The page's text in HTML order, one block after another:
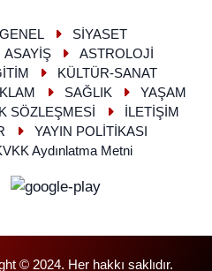
GENEL
SİYASET
ASAYİŞ
ASTROLOJİ
KÜLTÜR-SANAT
SAĞLIK
YAŞAM
SÖZLEŞMESİ
İLETİŞİM
YAYIN POLİTİKASI
Aydınlatma Metni
© 2024. Her hakkı saklıdır.